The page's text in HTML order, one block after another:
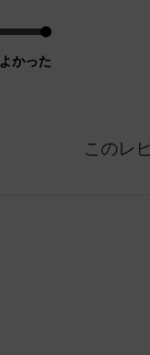
かった
このレ